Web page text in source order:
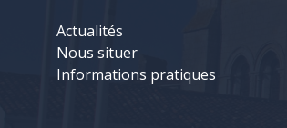
Actualités
Nous situer
Informations pratiques